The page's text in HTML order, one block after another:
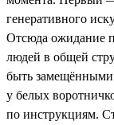
генеративного
Отсюда ожидание
людей в общей
быть
у белых
по инструкциям.